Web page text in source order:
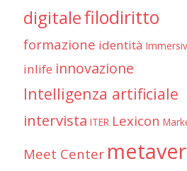
digitalefilodiritto
formazione identità
inlife innovazione
Intelligenza artificiale
intervista ITER Lexicon
Meet Center